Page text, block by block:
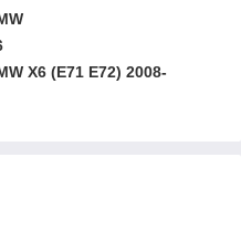
X6 (E71 E72) 2008-